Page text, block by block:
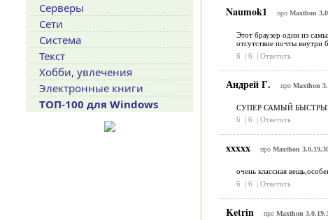
Naumok1 про Maxthon
Этот браузер один из
отсутствие почты внутри
6
| 6 | Ответить
Андрей Г. про Maxthon
СУПЕР САМЫЙ
6
| 6 | Ответить
xxxxx про Maxthon
очень классная
6
| 6 | Ответить
Ketrin про Maxthon
Серверы
Сети
Система
Текст
Хобби, увлечения
Электронные книги
ТОП-100 для Windows